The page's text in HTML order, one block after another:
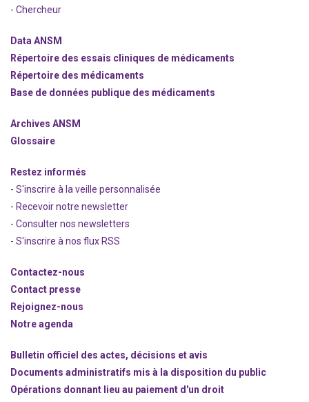
- Chercheur
Data ANSM
Répertoire des essais cliniques de médicaments
Répertoire des médicaments
Base de données publique des médicaments
Archives ANSM
Glossaire
Restez informés
- S'inscrire à la veille personnalisée
- Recevoir notre newsletter
- Consulter nos newsletters
- S'inscrire à nos flux RSS
Contactez-nous
Contact presse
Rejoignez-nous
Notre agenda
Bulletin officiel des actes, décisions et avis
Documents administratifs mis à la disposition du public
Opérations donnant lieu au paiement d'un droit